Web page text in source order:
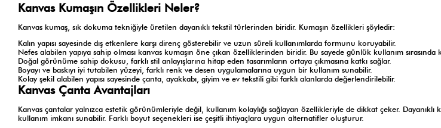
Kanvas Kumaşın Özellikleri Neler?
Kanvas kumaş, sık dokuma tekniğiyle üretilen dayanıklı tekstil türlerinden biridir. Kumaşın özellikleri şöyledir:
Kalın yapısı sayesinde dış etkenlere karşı direnç gösterebilir ve uzun süreli kullanımlarda formunu koruyabilir.
Nefes alabilen yapıya sahip olması kanvas kumaşın öne çıkan özelliklerinden biridir. Bu sayede günlük kullanım
Doğal görünüme sahip dokusu, farklı stil anlayışlarına hitap eden tasarımların ortaya çıkmasına katkı sağlar.
Boyayı ve baskıyı iyi tutabilen yüzeyi, farklı renk ve desen uygulamalarına uygun bir kullanım sunabilir.
Kolay şekil alabilen yapısı sayesinde çanta, ayakkabı, giyim ve ev tekstili gibi farklı alanlarda değerlendirilebilir.
Kanvas Çanta Avantajları
Kanvas çantalar yalnızca estetik görünümleriyle değil, kullanım kolaylığı sağlayan özellikleriyle de dikkat çeker. Dayanıklı
kullanım imkanı sunabilir. Farklı boyut seçenekleri ise çeşitli ihtiyaçlara uygun alternatifler oluşturur.